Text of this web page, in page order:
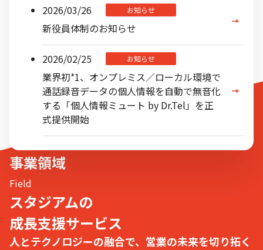
2026/03/26 お知らせ
新役員体制のお知らせ
2026/02/25 お知らせ
業界初*1、オンプレミス／ローカル環境で
通話録音データの個人情報を自動で無音化
する「個人情報ミュート by Dr.Tel」を正
式提供開始
事業領域
Field
スタジアムの
成長支援サービス
人とテクノロジーの融合で、 営業の未来を切り拓く